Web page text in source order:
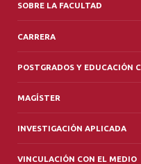
SOBRE LA FACULTAD
CARRERA
POSTGRADOS Y EDUCACIÓN
MAGÍSTER
INVESTIGACIÓN APLICADA
VINCULACIÓN CON EL MEDIO